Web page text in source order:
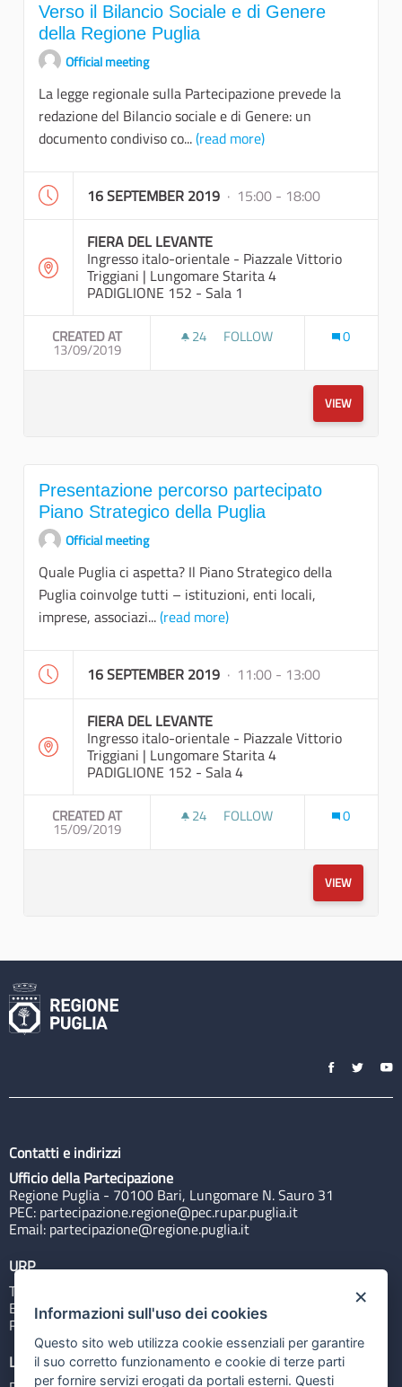
Verso il Bilancio Sociale e di Genere
della Regione Puglia
Official meeting
La legge regionale sulla Partecipazione prevede la
redazione del Bilancio sociale e di Genere: un
documento condiviso co...(read more)
16 SEPTEMBER 2019 · 15:00 - 18:00
FIERA DEL LEVANTE
Ingresso italo-orientale - Piazzale Vittorio
Triggiani | Lungomare Starita 4
PADIGLIONE 152 - Sala 1
CREATED AT
13/09/2019
24 24 FOLLOWERS
FOLLOW 0
VIEW
Presentazione percorso partecipato
Piano Strategico della Puglia
Official meeting
Quale Puglia ci aspetta? Il Piano Strategico della
Puglia coinvolge tutti – istituzioni, enti locali,
imprese, associazi...(read more)
16 SEPTEMBER 2019 · 11:00 - 13:00
FIERA DEL LEVANTE
Ingresso italo-orientale - Piazzale Vittorio
Triggiani | Lungomare Starita 4
PADIGLIONE 152 - Sala 4
CREATED AT
15/09/2019
24 24 FOLLOWERS
FOLLOW 0
VIEW
Contatti e indirizzi
Ufficio della Partecipazione
Regione Puglia - 70100 Bari, Lungomare N. Sauro 31
PEC: partecipazione.regione@pec.rupar.puglia.it
Email: partecipazione@regione.puglia.it
URP
Tel: 800713939
Email:quiregione@regione.puglia.it
Rubrica
Link utili
×
Informazioni sull'uso dei cookies
Questo sito web utilizza cookie essenziali per garantire
il suo corretto funzionamento e cookie di terze parti
per fornire servizi erogati da portali esterni. Questi